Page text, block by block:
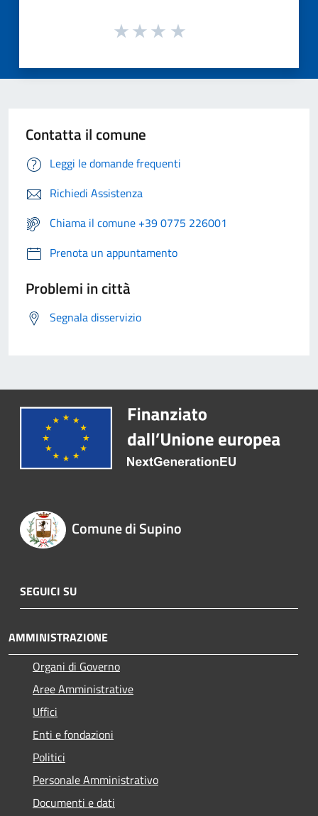
Contatta il comune
Leggi le domande frequenti
Richiedi Assistenza
Chiama il comune +39 0775 226001
Prenota un appuntamento
Problemi in città
Segnala disservizio
Comune di Supino
SEGUICI SU
AMMINISTRAZIONE
Organi di Governo
Aree Amministrative
Uffici
Enti e fondazioni
Politici
Personale Amministrativo
Documenti e dati